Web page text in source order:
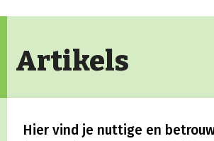
Artikels
Hier vind je nuttige en